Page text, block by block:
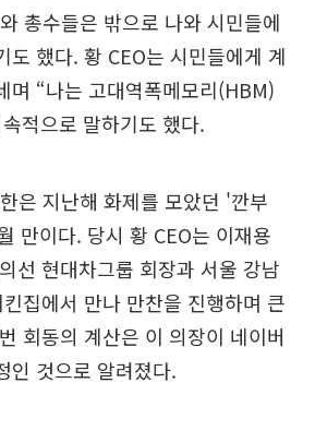
총수들은 밖으로 나와 시민들에
도 했다. 황 CEO는 시민들에게 계
며 “나는 고대역폭메모리(HBM)
적으로 말하기도 했다.
은 지난해 화제를 모았던 '깐부
만이다. 당시 황 CEO는 이재용
선 현대차그룹 회장과 서울 강남
집에서 만나 만찬을 진행하며 큰
회동의 계산은 이 의장이 네이버
인 것으로 알려졌다.